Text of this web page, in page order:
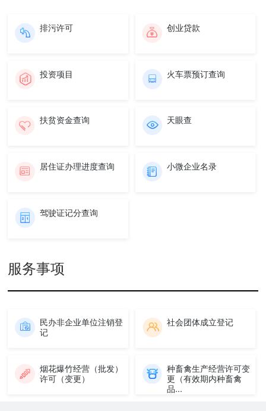
排污许可 创业贷款
投资项目 火车票预订查询
扶贫资金查询 天眼查
居住证办理进度查询 小微企业名录
驾驶证记分查询
服务事项
民办非企业单位注销登
记
社会团体成立登记
烟花爆竹经营（批发）
许可（变更）
种畜禽生产经营许可变
更（有效期内种畜禽
品...